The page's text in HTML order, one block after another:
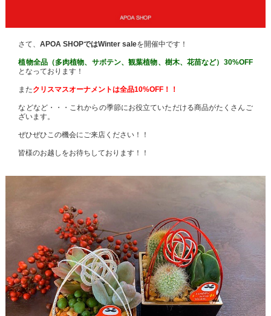
さて、APOA SHOPではWinter saleを開催中です！
植物全品（多肉植物、サボテン、観葉植物、樹木、花苗など）30%OFF
となっております！
またクリスマスオーナメントは全品10%OFF！！
などなど・・・これからの季節にお役立ていただける商品がたくさんご
ざいます。
ぜひぜひこの機会にご来店ください！！
皆様のお越しをお待ちしております！！